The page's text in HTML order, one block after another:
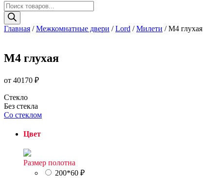
Поиск
товаров
Главная /Межкомнатные двери /Lord /Милети / М4 глухая
М4 глухая
от 40170 ₽
Стекло
Без стекла
Со стеклом
Цвет
Размер полотна
200*60 ₽